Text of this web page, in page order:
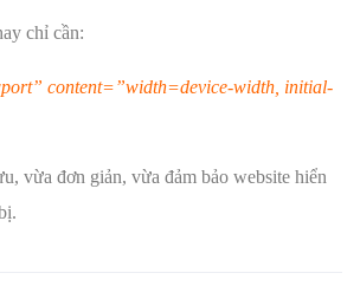
chỉ cần:
content=”width=device-width, initial-
vừa đơn giản, vừa đảm bảo website hiển